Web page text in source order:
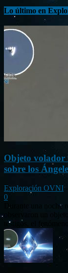
Lo último en
Objeto volador
sobre los
Exploración OVNI -
0
Durante una noche
observaron un
testigos, el